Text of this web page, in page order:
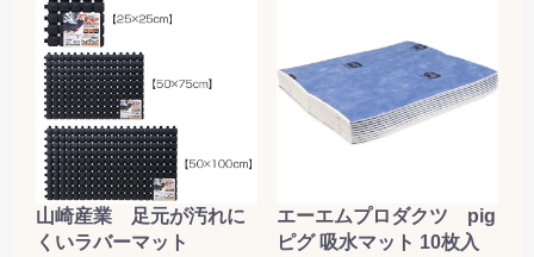
山崎産業 足元が汚れに
くいラバーマット
エーエムプロダクツ pig
ピグ 吸水マット 10枚入